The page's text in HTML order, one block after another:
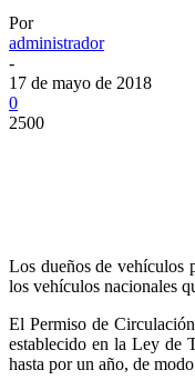
Por
administrador
-
17 de mayo de 2018
0
2500
Los dueños de vehículos
los vehículos nacionales
El Permiso de
establecido en la Ley de
hasta por un año, de